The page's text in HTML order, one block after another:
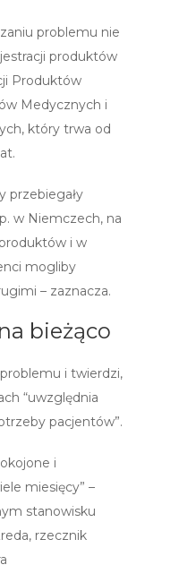
problemu nie
produktów
Produktów
Medycznych i
który trwa od
przebiegały
w Niemczech, na
i w
mogliby
– zaznacza.
bieżąco
i twierdzi,
“uwzględnia
pacjentów”.
i
miesięcy” –
stanowisku
rzecznik